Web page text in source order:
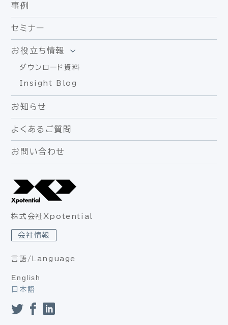
事例
セミナー
お役立ち情報
ダウンロード資料
Insight Blog
お知らせ
よくあるご質問
お問い合わせ
株式会社Xpotential
会社情報
言語/Language
English
日本語